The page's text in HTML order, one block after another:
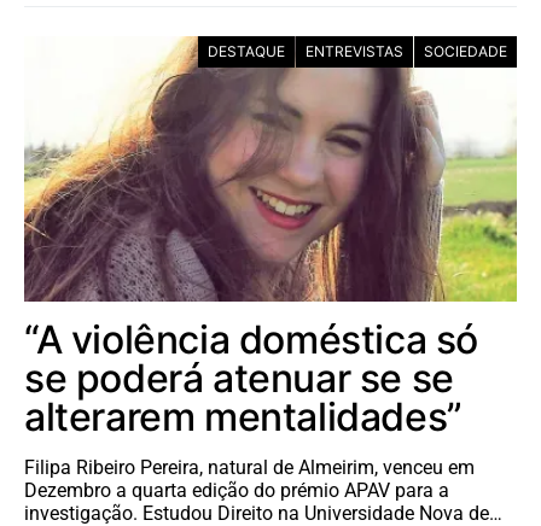
DESTAQUE ENTREVISTAS SOCIEDADE
“A violência doméstica só
se poderá atenuar se se
alterarem mentalidades”
Filipa Ribeiro Pereira, natural de Almeirim, venceu em
Dezembro a quarta edição do prémio APAV para a
investigação. Estudou Direito na Universidade Nova de…